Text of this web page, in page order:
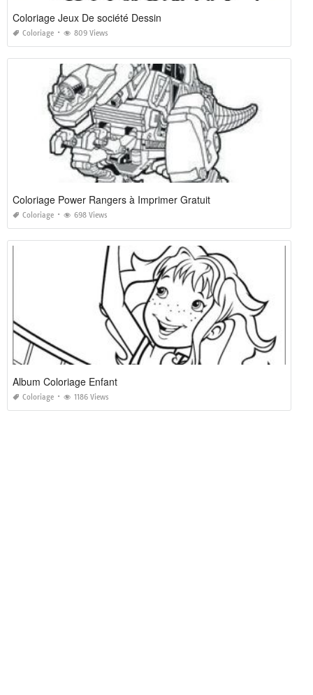
Coloriage Jeux De société Dessin
Coloriage 809 Views
Coloriage Power Rangers à Imprimer Gratuit
Coloriage 698 Views
Album Coloriage Enfant
Coloriage 1186 Views